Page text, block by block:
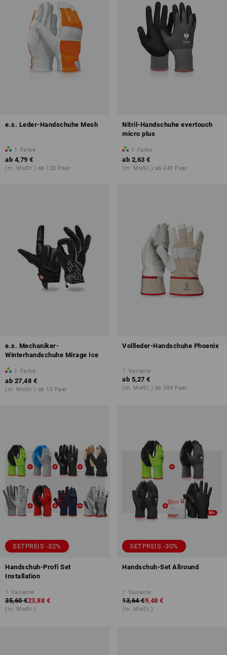
e.s. Leder-Handschuhe Mesh
1 Farbe
ab 4,79 €
(m. MwSt.) ab 120 Paar
Nitril-Handschuhe evertouch
micro plus
1 Farbe
ab 2,63 €
(m. MwSt.) ab 240 Paar
e.s. Mechaniker-
Winterhandschuhe Mirage Ice
1 Farbe
ab 27,48 €
(m. MwSt.) ab 12 Paar
Vollleder-Handschuhe Phoenix
1 Variante
ab 5,27 €
(m. MwSt.) ab 384 Paar
SETPREIS -32%
Handschuh-Profi Set
Installation
1 Variante
35,60 €23,88 €
(m. MwSt.)
SETPREIS -30%
Handschuh-Set Allround
1 Variante
13,64 €9,48 €
(m. MwSt.)